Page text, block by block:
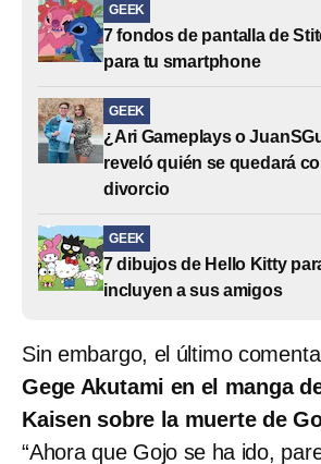
GEEK
7 fondos de pantalla de
para tu smartphone
GEEK
¿Ari Gameplays o
reveló quién se quedará
divorcio
GEEK
7 dibujos de Hello Kitty
incluyen a sus amigos
Sin embargo, el último
Gege Akutami en el manga
Kaisen sobre la muerte de
“Ahora que Gojo se ha ido,